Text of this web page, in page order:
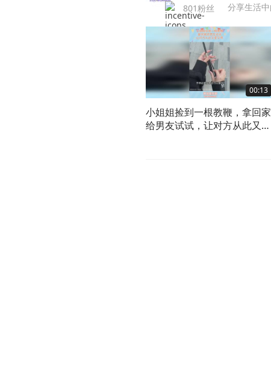
801粉丝 分享生活
00:13
小姐姐捡到一根教鞭，拿回家
给男友试试，让对方从此又爱